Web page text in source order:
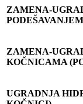
ZAMENA-
ZAMENA-
KOČNICAMA
UGRADNJA